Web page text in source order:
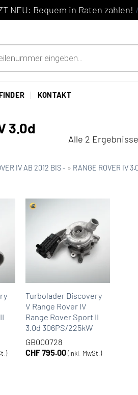
NEU: Bequem in Raten zahlen!
KONTAKT
3.0d
Alle 2
IV AB 2012 BIS - » RANGE ROVER IV
Turbolader Discovery
V Range Rover IV
Range Rover Sport II
3.0d 306PS/225kW
GB000728
CHF795.00 (inkl. MwSt.)